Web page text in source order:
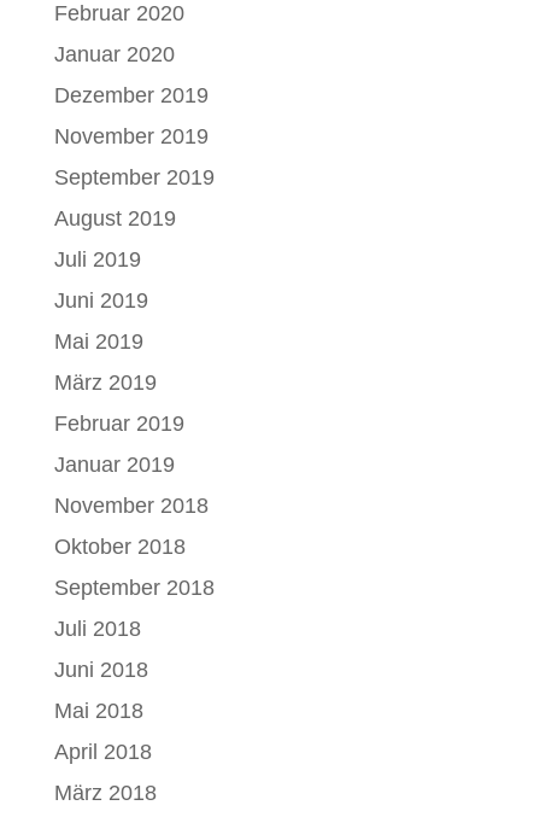
Februar 2020
Januar 2020
Dezember 2019
November 2019
September 2019
August 2019
Juli 2019
Juni 2019
Mai 2019
März 2019
Februar 2019
Januar 2019
November 2018
Oktober 2018
September 2018
Juli 2018
Juni 2018
Mai 2018
April 2018
März 2018